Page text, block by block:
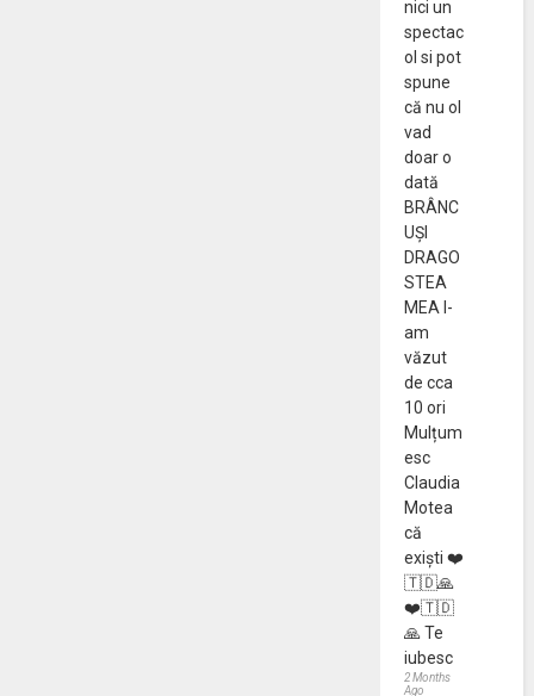
nici un
spectac
ol si pot
spune
că nu ol
vad
doar o
dată
BRÂNC
UȘI
DRAGO
STEA
MEA l-
am
văzut
de cca
10 ori
Mulțum
esc
Claudia
Motea
că
exiști ❤️
🇹🇩🙏
❤️🇹🇩
🙏 Te
iubesc
2 Months
Ago